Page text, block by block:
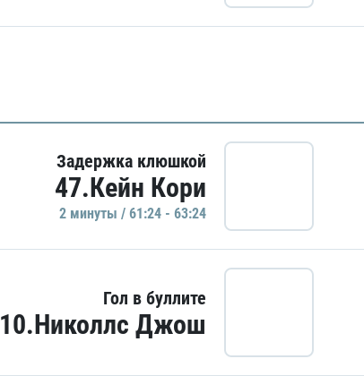
Задержка клюшкой
47.Кейн Кори
2 минуты / 61:24 - 63:24
Гол в буллите
10.Николлс Джош